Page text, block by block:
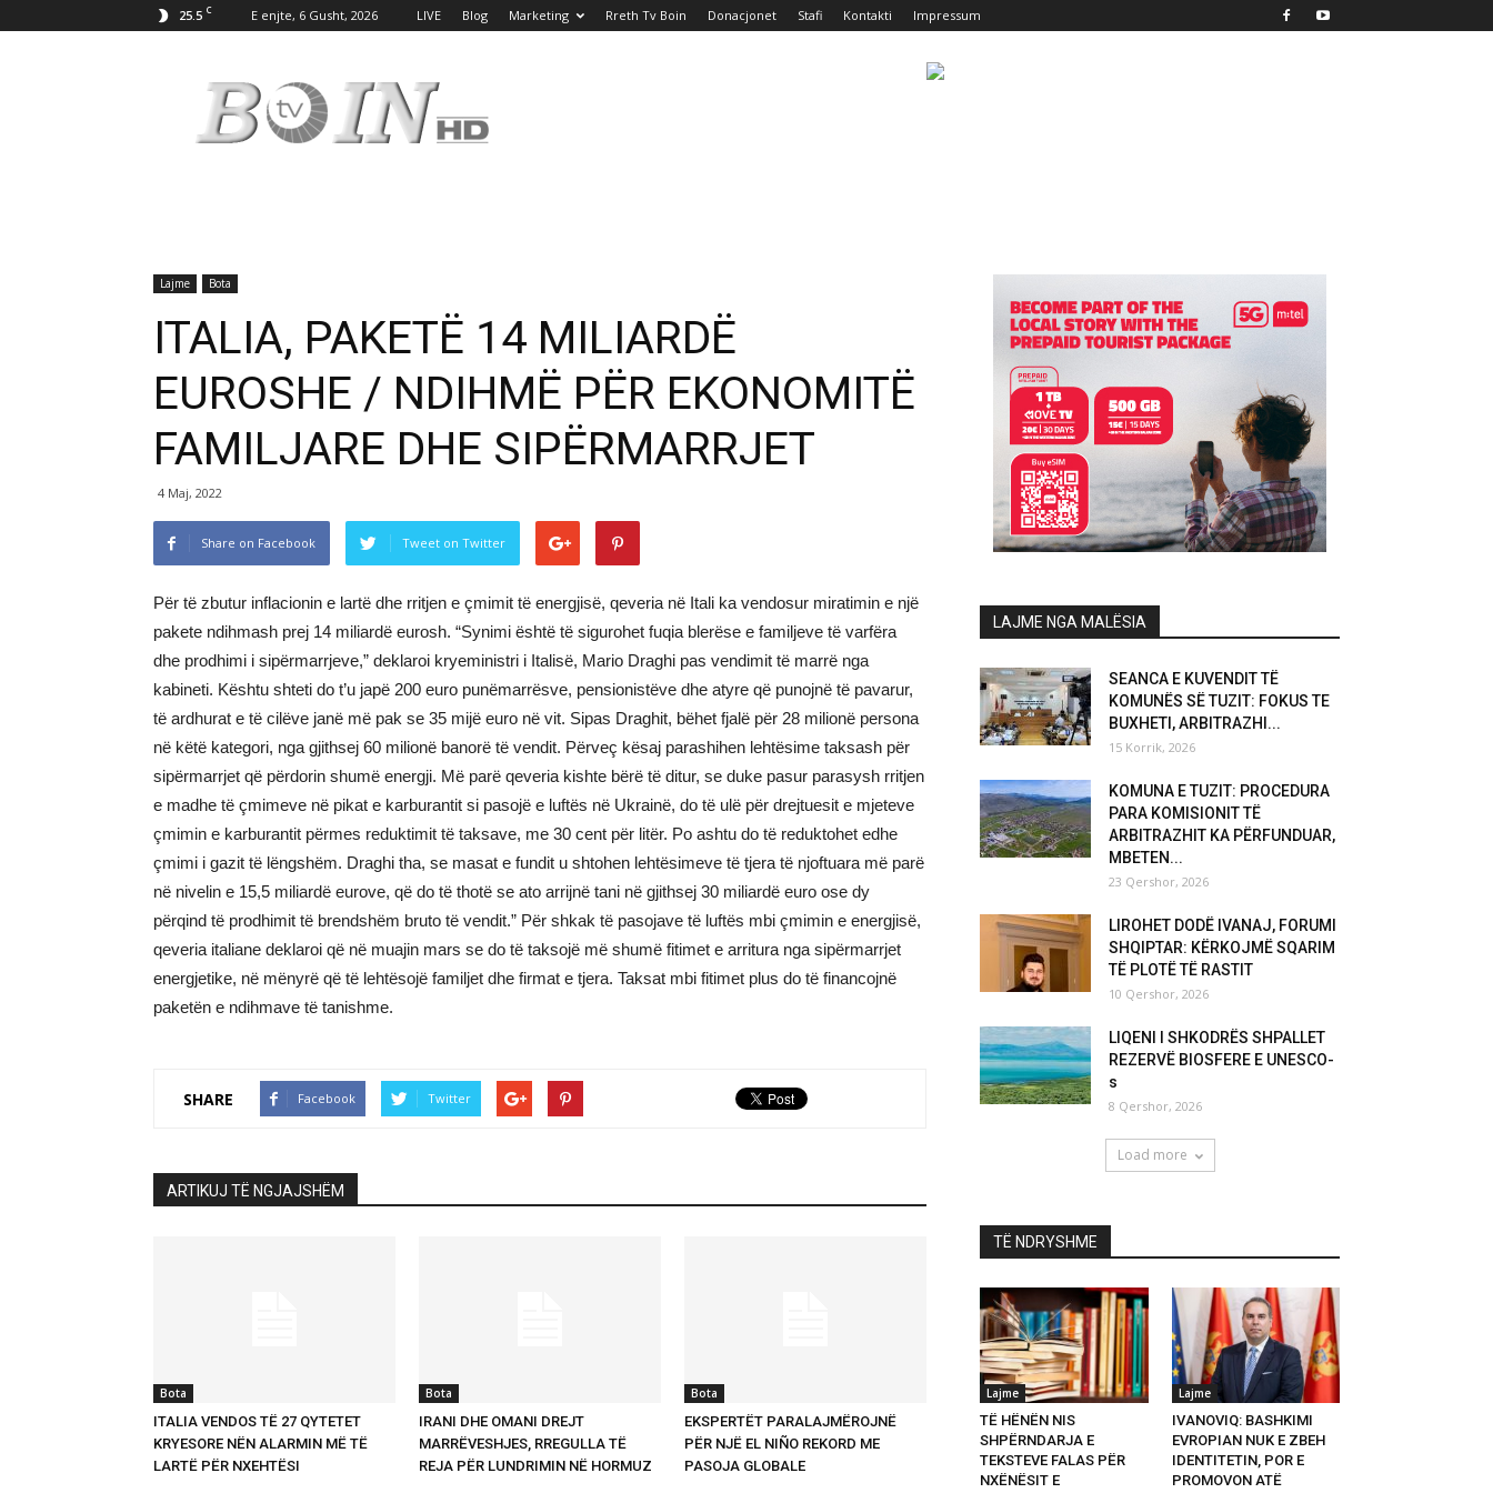
25.5 C E enjte, 6 Gusht, 2026 LIVE Blog Marketing Rreth Tv Boin Donacjonet Stafi Kontakti Impressum
Boin
Lajme Bota
ITALIA, PAKETË 14 MILIARDË
EUROSHE / NDIHMË PËR EKONOMITË
FAMILJARE DHE SIPËRMARRJET
4 Maj, 2022
Share on Facebook Tweet on Twitter
Për të zbutur inflacionin e lartë dhe rritjen e çmimit të energjisë, qeveria në Itali ka vendosur miratimin e një
pakete ndihmash prej 14 miliardë eurosh. “Synimi është të sigurohet fuqia blerëse e familjeve të varfëra
dhe prodhimi i sipërmarrjeve,” deklaroi kryeministri i Italisë, Mario Draghi pas vendimit të marrë nga
kabineti. Kështu shteti do t’u japë 200 euro punëmarrësve, pensionistëve dhe atyre që punojnë të pavarur,
të ardhurat e të cilëve janë më pak se 35 mijë euro në vit. Sipas Draghit, bëhet fjalë për 28 milionë persona
në këtë kategori, nga gjithsej 60 milionë banorë të vendit. Përveç kësaj parashihen lehtësime taksash për
sipërmarrjet që përdorin shumë energji. Më parë qeveria kishte bërë të ditur, se duke pasur parasysh rritjen
e madhe të çmimeve në pikat e karburantit si pasojë e luftës në Ukrainë, do të ulë për drejtuesit e mjeteve
çmimin e karburantit përmes reduktimit të taksave, me 30 cent për litër. Po ashtu do të reduktohet edhe
çmimi i gazit të lëngshëm. Draghi tha, se masat e fundit u shtohen lehtësimeve të tjera të njoftuara më parë
në nivelin e 15,5 miliardë eurove, që do të thotë se ato arrijnë tani në gjithsej 30 miliardë euro ose dy
përqind të prodhimit të brendshëm bruto të vendit.” Për shkak të pasojave të luftës mbi çmimin e energjisë,
qeveria italiane deklaroi që në muajin mars se do të taksojë më shumë fitimet e arritura nga sipërmarrjet
energjetike, në mënyrë që të lehtësojë familjet dhe firmat e tjera. Taksat mbi fitimet plus do të financojnë
paketën e ndihmave të tanishme.
SHARE Facebook Twitter
ARTIKUJ TË NGJAJSHËM
Bota
ITALIA VENDOS TË 27 QYTETET
KRYESORE NËN ALARMIN MË TË
LARTË PËR NXEHTËSI
Bota
IRANI DHE OMANI DREJT
MARRËVESHJES, RREGULLA TË
REJA PËR LUNDRIMIN NË HORMUZ
Bota
EKSPERTËT PARALAJMËROJNË
PËR NJË EL NIÑO REKORD ME
PASOJA GLOBALE
LAJME NGA MALËSIA
SEANCA E KUVENDIT TË
KOMUNËS SË TUZIT: FOKUS TE
BUXHETI, ARBITRAZHI...
15 Korrik, 2026
KOMUNA E TUZIT: PROCEDURA
PARA KOMISIONIT TË
ARBITRAZHIT KA PËRFUNDUAR,
MBETEN...
23 Qershor, 2026
LIROHET DODË IVANAJ, FORUMI
SHQIPTAR: KËRKOJMË SQARIM
TË PLOTË TË RASTIT
10 Qershor, 2026
LIQENI I SHKODRËS SHPALLET
REZERVË BIOSFERE E UNESCO-
s
8 Qershor, 2026
Load more
TË NDRYSHME
Lajme
TË HËNËN NIS
SHPËRNDARJA E
TEKSTEVE FALAS PËR
NXËNËSIT E
Lajme
IVANOVIQ: BASHKIMI
EVROPIAN NUK E ZBEH
IDENTITETIN, POR E
PROMOVON ATË